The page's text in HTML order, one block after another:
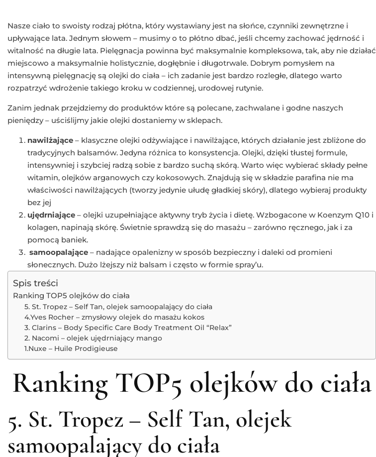
Nasze ciało to swoisty rodzaj płótna, który wystawiany jest na słońce, czynniki zewnętrzne i
upływające lata. Jednym słowem – musimy o to płótno dbać, jeśli chcemy zachować jędrność i
witalność na długie lata. Pielęgnacja powinna być maksymalnie kompleksowa, tak, aby nie działać
miejscowo a maksymalnie holistycznie, dogłębnie i długotrwale. Dobrym pomysłem na
intensywną pielęgnację są olejki do ciała – ich zadanie jest bardzo rozległe, dlatego warto
rozpatrzyć wdrożenie takiego kroku w codziennej, urodowej rutynie.
Zanim jednak przejdziemy do produktów które są polecane, zachwalane i godne naszych
pieniędzy – uściślijmy jakie olejki dostaniemy w sklepach.
nawilżające – klasyczne olejki odżywiające i nawilżające, których działanie jest zbliżone do
tradycyjnych balsamów. Jedyna różnica to konsystencja. Olejki, dzięki tłustej formule,
intensywniej i szybciej radzą sobie z bardzo suchą skórą. Warto więc wybierać składy pełne
witamin, olejków arganowych czy kokosowych. Znajdują się w składzie parafina nie ma
właściwości nawilżających (tworzy jedynie ułudę gładkiej skóry), dlatego wybieraj produkty
bez jej
ujędrniające – olejki uzupełniające aktywny tryb życia i dietę. Wzbogacone w Koenzym Q10 i
kolagen, napinają skórę. Świetnie sprawdzą się do masażu – zarówno ręcznego, jak i za
pomocą baniek.
samoopalające – nadające opalenizny w sposób bezpieczny i daleki od promieni
słonecznych. Dużo lżejszy niż balsam i często w formie spray’u.
Spis treści
Ranking TOP5 olejków do ciała
5. St. Tropez – Self Tan, olejek samoopalający do ciała
4.Yves Rocher – zmysłowy olejek do masażu kokos
3. Clarins – Body Specific Care Body Treatment Oil “Relax”
2. Nacomi – olejek ujędrniający mango
1.Nuxe – Huile Prodigieuse
Ranking TOP5 olejków do ciała
5. St. Tropez – Self Tan, olejek
samoopalający do ciała